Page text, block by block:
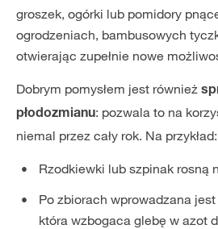
groszek, ogórki lub pomidory
ogrodzeniach, bambusowych
otwierając zupełnie nowe
Dobrym pomysłem jest również
płodozmianu: pozwala to na
niemal przez cały rok. Na przykład:
Rzodkiewki lub szpinak rosną
Po zbiorach wprowadzana
która wzbogaca glebę w azot